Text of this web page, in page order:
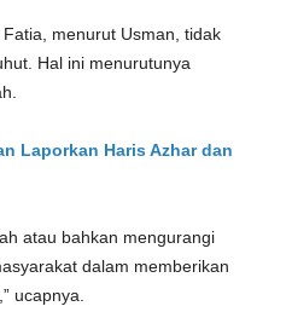
menurut Usman, tidak
Hal ini menurutunya
Laporkan Haris Azhar dan
atau bahkan mengurangi
dalam memberikan
ucapnya.